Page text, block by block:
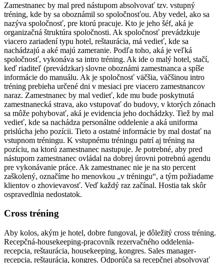
Zamestnanec by mal pred nástupom absolvovať tzv. vstupný
tréning, kde by sa oboznámil so spoločnosťou. Aby vedel, ako sa
nazýva spoločnosť, pre ktorú pracuje. Kto je jeho šéf, aká je
organizačná štruktúra spoločnosti. Ak spoločnosť prevádzkuje
viacero zariadení typu hotel, reštaurácia, má vedieť, kde sa
nachádzajú a aké majú zameranie. Podľa toho, aká je veľká
spoločnosť, vykonáva sa intro tréning. Ak ide o malý hotel, stačí,
keď riaditeľ (prevádzkar) slovne oboznámi zamestnanca a spíše
informácie do manuálu. Ak je spoločnosť väčšia, väčšinou intro
tréning prebieha určené dni v mesiaci pre viacero zamestnancov
naraz. Zamestnanec by mal vedieť, kde mu bude poskytnutá
zamestnanecká strava, ako vstupovať do budovy, v ktorých zónach
sa môže pohybovať, aká je evidencia jeho dochádzky. Tiež by mal
vedieť, kde sa nachádza personálne oddelenie a aká uniforma
prislúcha jeho pozícii. Tieto a ostatné informácie by mal dostať na
vstupnom tréningu. K vstupnému tréningu patrí aj tréning na
pozíciu, na ktorú zamestnanec nastupuje. Je potrebné, aby pred
nástupom zamestnanec ovládal na dobrej úrovni potrebnú agendu
pre vykonávanie práce. Ak zamestnanec nie je na sto percent
zaškolený, označíme ho menovkou „v tréningu“, a tým požiadame
klientov o zhovievavosť. Veď každý raz začínal. Hostia tak skôr
ospravedlnia nedostatok.
Cross tréning
Aby kolos, akým je hotel, dobre fungoval, je dôležitý cross tréning.
Recepčná-housekeeping-pracovník rezervačného oddelenia-
recepcia, reštaurácia, housekeeping, kongres. Sales manager-
recepcia, reštaurácia, kongres. Odporúča sa recepčnej absolvovať